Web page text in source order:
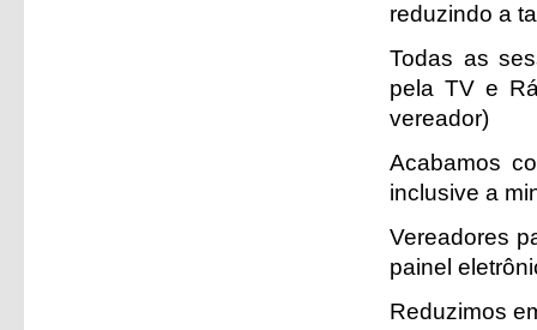
reduzindo a
Todas as
pela TV e
vereador)
Acabamos
inclusive a
Vereadores
painel
Reduzimos